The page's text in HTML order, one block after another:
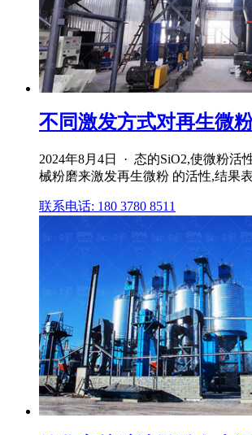
不同激发方式对再生微
2024年8月4日 · 态的SiO2,使微粉
械粉磨来激发再生微粉 的活性,结果
联系电话: 180 3780 8511